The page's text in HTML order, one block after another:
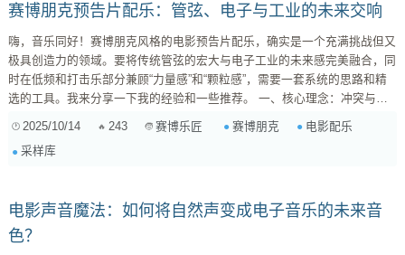
赛博朋克预告片配乐：管弦、电子与工业的未来交响
嗨，音乐同好！赛博朋克风格的电影预告片配乐，确实是一个充满挑战但又
极具创造力的领域。要将传统管弦的宏大与电子工业的未来感完美融合，同
时在低频和打击乐部分兼顾“力量感”和“颗粒感”，需要一套系统的思路和精
选的工具。我来分享一下我的经验和一些推荐。 一、核心理念：冲突与融
上，就是将对立的元素巧妙融合。 宏大管弦 vs. 冰冷电子： 管弦乐提供情
绪的骨架和史诗感，而电子音色则注入未来、疏离和机械的灵魂。 ...
2025/10/14 243 赛博乐匠 赛博朋克
电影配乐
采样库
电影声音魔法：如何将自然声变成电子音乐的未来音
色？